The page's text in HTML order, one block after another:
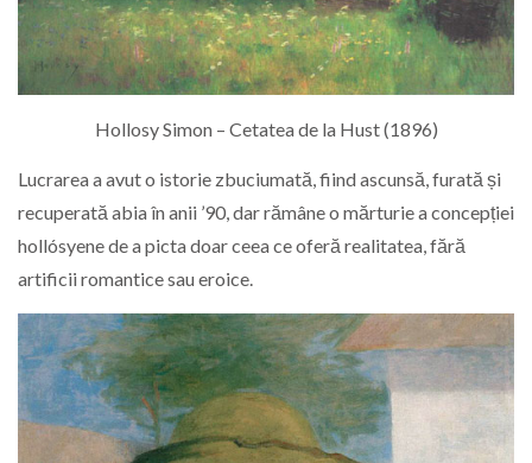
Hollosy Simon – Cetatea de la Hust (1896)
Lucrarea a avut o istorie zbuciumată, fiind ascunsă, furată și
recuperată abia în anii ’90, dar rămâne o mărturie a concepției
hollósyene de a picta doar ceea ce oferă realitatea, fără
artificii romantice sau eroice.